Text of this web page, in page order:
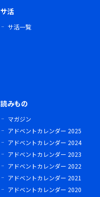
サ活
サ活一覧
読みもの
マガジン
アドベントカレンダー 2025
アドベントカレンダー 2024
アドベントカレンダー 2023
アドベントカレンダー 2022
アドベントカレンダー 2021
アドベントカレンダー 2020